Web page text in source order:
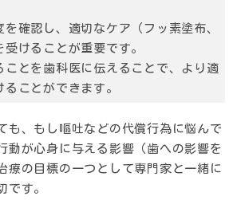
を確認し、適切なケア（フッ素塗布、
けることが重要です。
ことを歯科医に伝えることで、より適
ことができます。
も、もし嘔吐などの代償行為に悩んで
動が心身に与える影響（歯への影響を
療の目標の一つとして専門家と一緒に
です。